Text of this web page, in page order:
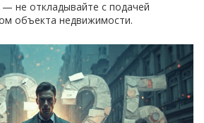
не откладывайте с подачей
объекта недвижимости.